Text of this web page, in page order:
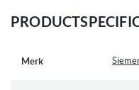
Merk